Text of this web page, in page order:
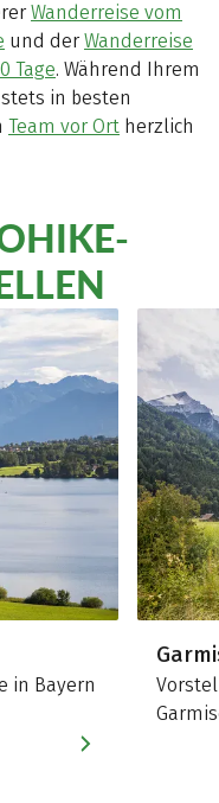
Wanderreise vom
und der Wanderreise
Tage. Während Ihrem
in besten
Team vor Ort herzlich
in Bayern